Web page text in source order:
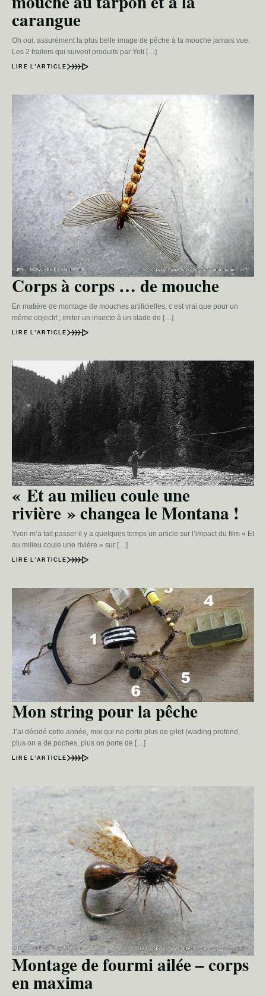
carangue
Oh oui, assurément la plus belle image de pêche à la mouche jamais vue.
Les 2 trailers qui suivent produits par Yeti […]
LIRE L’ARTICLE
Corps à corps … de mouche
En matière de montage de mouches artificielles, c’est vrai que pour un
même objectif ; imiter un insecte à un stade de […]
LIRE L’ARTICLE
« Et au milieu coule une
rivière » changea le Montana !
Yvon m’a fait passer il y a quelques temps un article sur l’impact du film « Et
au milieu coule une rivière » sur […]
LIRE L’ARTICLE
Mon string pour la pêche
J’ai décidé cette année, moi qui ne porte plus de gilet (wading profond,
plus on a de poches, plus on porte de […]
LIRE L’ARTICLE
Montage de fourmi ailée – corps
en maxima